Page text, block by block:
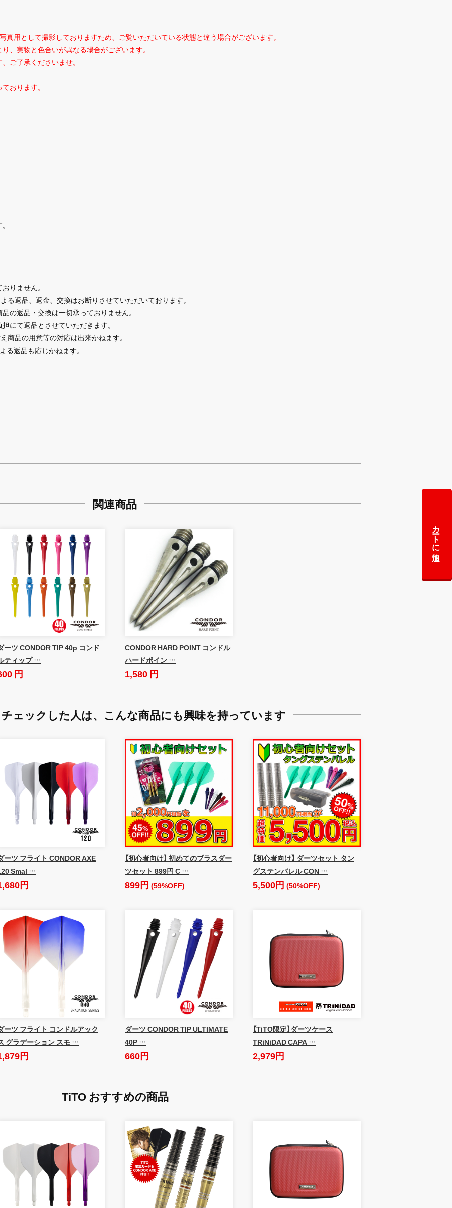
カートに追加
用として撮影しておりますため、ご覧いただいている状態と違う場合がございます。
、実物と色合いが異なる場合がございます。
ご了承くださいませ。
おります。
りません。
る返品、返金、交換はお断りさせていただいております。
の返品・交換は一切承っておりません。
にて返品とさせていただきます。
商品の用意等の対応は出来かねます。
る返品も応じかねます。
関連商品
ーツ CONDOR TIP 40p コンド
ティップ …
円
CONDOR HARD POINT コンドル
ハードポイン …
1,580 円
ェックした人は、 こんな商品にも興味を持っています
ーツ フライト CONDOR AXE
Smal …
円
【初心者向け】 初めてのブラスダー
ツセット 899円 C …
899円 (59%OFF)
【初心者向け】 ダーツセット タン
グステンバレル CON …
5,500円 (50%OFF)
ーツ フライト コンドルアック
グラデーション スモ …
円
ダーツ CONDOR TIP ULTIMATE
40P …
660円
【TiTO限定】ダーツケース
TRiNiDAD CAPA …
2,979円
TiTO おすすめの商品